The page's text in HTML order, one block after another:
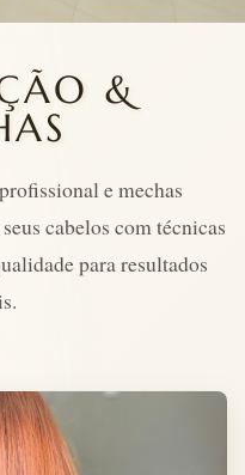
&
e mechas
cabelos com técnicas
para resultados